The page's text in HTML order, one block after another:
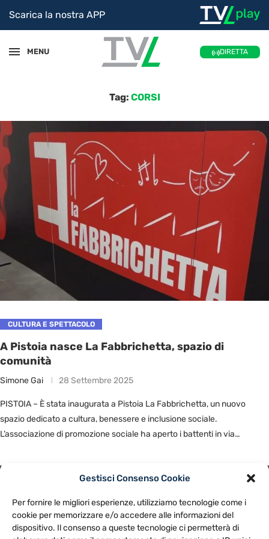
Gestisci Consenso Cookie
Per fornire le migliori esperienze, utilizziamo tecnologie come i
cookie per memorizzare e/o accedere alle informazioni del
dispositivo. Il consenso a queste tecnologie ci permetterà di
Scarica la nostra APP
MENU DIRETTA
Tag: CORSI
CULTURA E SPETTACOLO
A Pistoia nasce La Fabbrichetta, spazio di
comunità
Simone Gai 28 Settembre 2025
PISTOIA – È stata inaugurata a Pistoia La Fabbrichetta, un nuovo
spazio dedicato a cultura, benessere e inclusione sociale.
L’associazione di promozione sociale ha aperto i battenti in via
NOTE LEGALI
CONTATTACI PREFERENZE